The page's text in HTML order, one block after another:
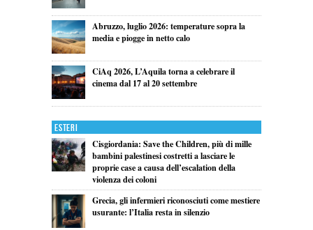
Abruzzo, luglio 2026: temperature sopra la
media e piogge in netto calo
CiAq 2026, L’Aquila torna a celebrare il
cinema dal 17 al 20 settembre
Esteri
Cisgiordania: Save the Children, più di mille
bambini palestinesi costretti a lasciare le
proprie case a causa dell’escalation della
violenza dei coloni
Grecia, gli infermieri riconosciuti come mestiere
usurante: l’Italia resta in silenzio